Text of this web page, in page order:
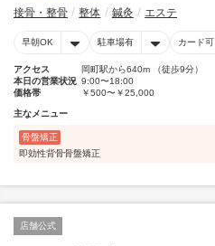
接骨・整骨 整体 鍼灸 エステ
早朝OK 駐車場有 カード可
アクセス
岡町駅から640m （徒歩9分）
本日の営業状況 9:00〜18:00
価格帯
￥500〜￥25,000
主なメニュー
骨盤矯正
即効性背骨骨盤矯正
店舗公式